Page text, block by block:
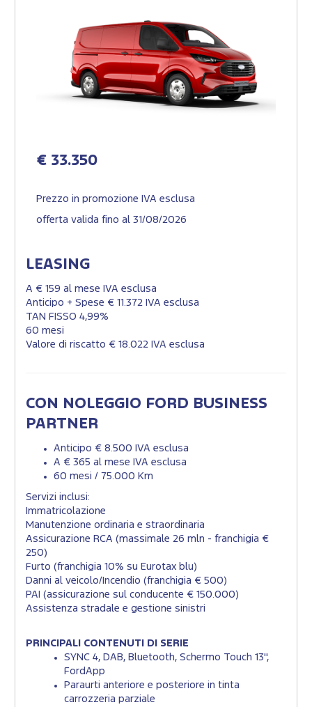
€ 33.350
Prezzo in promozione IVA esclusa
offerta valida fino al 31/08/2026
LEASING
A € 159 al mese IVA esclusa
Anticipo + Spese € 11.372 IVA esclusa
TAN FISSO 4,99%
60 mesi
Valore di riscatto € 18.022 IVA esclusa
CON NOLEGGIO FORD BUSINESS
PARTNER
Anticipo € 8.500 IVA esclusa
A € 365 al mese IVA esclusa
60 mesi / 75.000 Km
Servizi inclusi:
Immatricolazione
Manutenzione ordinaria e straordinaria
Assicurazione RCA (massimale 26 mln - franchigia €
250)
Furto (franchigia 10% su Eurotax blu)
Danni al veicolo/Incendio (franchigia € 500)
PAI (assicurazione sul conducente € 150.000)
Assistenza stradale e gestione sinistri
PRINCIPALI CONTENUTI DI SERIE
SYNC 4, DAB, Bluetooth, Schermo Touch 13",
FordApp
Paraurti anteriore e posteriore in tinta
carrozzeria parziale